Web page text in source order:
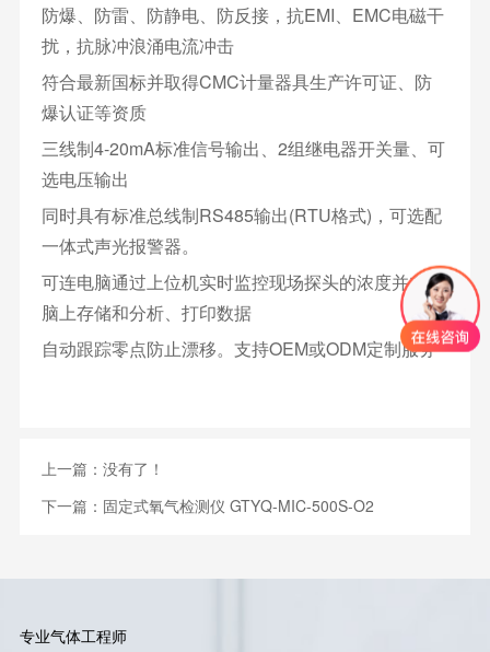
防爆、防雷、防静电、防反接，抗EMI、EMC电磁干
扰，抗脉冲浪涌电流冲击
符合最新国标并取得CMC计量器具生产许可证、防
爆认证等资质
三线制4-20mA标准信号输出、2组继电器开关量、可
选电压输出
同时具有标准总线制RS485输出(RTU格式)，可选配
一体式声光报警器。
可连电脑通过上位机实时监控现场探头的浓度并在电
脑上存储和分析、打印数据
自动跟踪零点防止漂移。支持OEM或ODM定制服务
上一篇：没有了！
下一篇： 固定式氧气检测仪 GTYQ-MIC-500S-O2
专业气体工程师